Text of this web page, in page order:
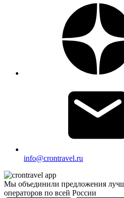
info@crontravel.ru
Мы объединили предложения
операторов по всей России